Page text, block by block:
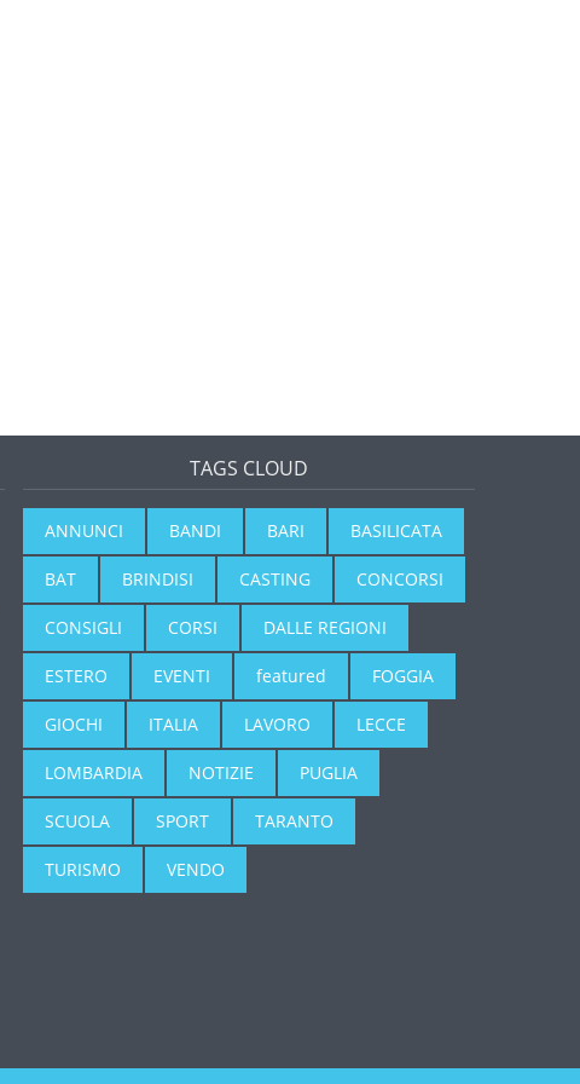
TAGS CLOUD
ANNUNCI BANDI BARI BASILICATA
BAT BRINDISI CASTING CONCORSI
CONSIGLI CORSI DALLE REGIONI
ESTERO EVENTI featured FOGGIA
GIOCHI ITALIA LAVORO LECCE
LOMBARDIA NOTIZIE PUGLIA
SCUOLA SPORT TARANTO
TURISMO VENDO